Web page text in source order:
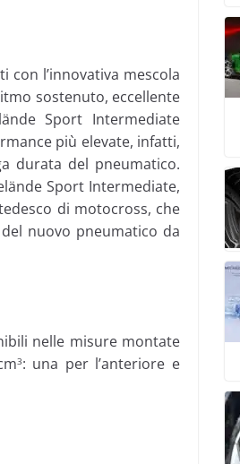
con l’innovativa mescola
sostenuto, eccellente
Sport Intermediate
più elevate, infatti,
durata del pneumatico.
Sport Intermediate,
di motocross, che
nuovo pneumatico da
nelle misure montate
3: una per l’anteriore e